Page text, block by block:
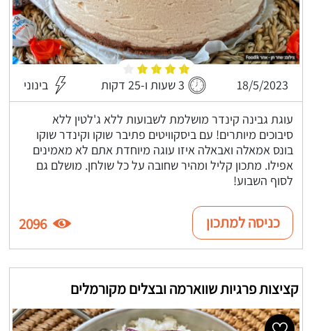
18/5/2023 3 שעות ו-25 דקות בינוני
עוגת גבינה קינדר מושלמת לשבועות ללא ג'לטין ללא
סיבוכים מיותרים! עם ביסקוויטים פתיבר שוקו וקינדר שוקו
בונס אמאלה ואבאלה איזו עוגה מיוחדת אתם לא מאמינים
אפילו. מתכון קליל ומהיר שחובה על כל שולחן. מושלם גם
לסוף השבוע!
כניסה למתכון 2096
קציצות פרגיות שווארמה ובצלים מקורמלים